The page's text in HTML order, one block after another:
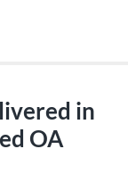
in
OA